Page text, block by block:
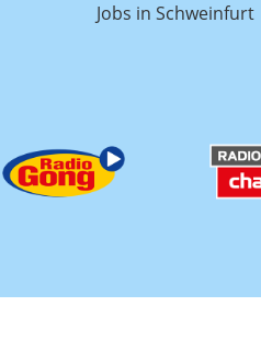
Jobs in Schweinfurt